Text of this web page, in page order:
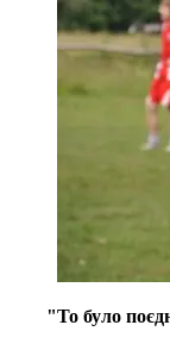
"То було